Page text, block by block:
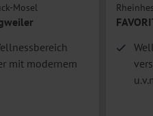
Mosel
mit modernem